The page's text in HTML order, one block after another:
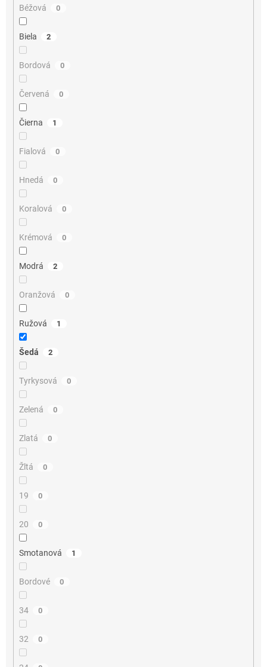
Béžová 0
Biela 2
Bordová 0
Červená 0
Čierna 1
Fialová 0
Hnedá 0
Koralová 0
Krémová 0
Modrá 2
Oranžová 0
Ružová 1
Šedá 2
Tyrkysová 0
Zelená 0
Zlatá 0
Žltá 0
19 0
20 0
Smotanová 1
Bordové 0
34 0
32 0